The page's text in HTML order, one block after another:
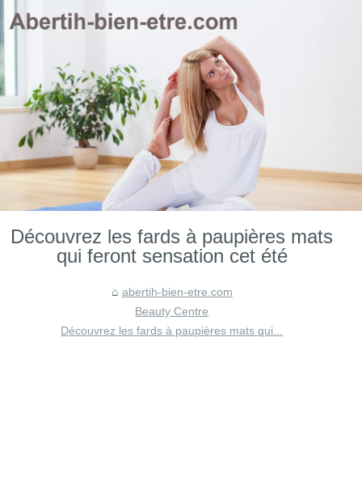
Découvrez les fards à paupières mats
qui feront sensation cet été
abertih-bien-etre.com
Beauty Centre
Découvrez les fards à paupières mats qui...